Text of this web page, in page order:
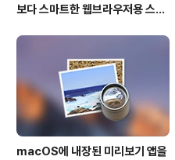
보다 스마트한 웹브라우저용 스타
macOS에 내장된 미리보기 앱을